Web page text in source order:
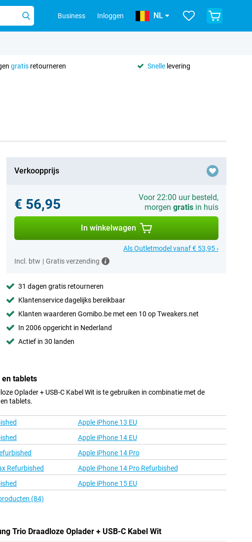
Business Inloggen NL
gratisretourneren Snelle levering
Verkoopprijs
€ 56,95
Voor 22:00 uur besteld,
morgen gratisin huis
In winkelwagen
Als Outletmodel vanaf € 53,95 ›
Incl. btw | Gratis verzending
31 dagen gratis retourneren
Klantenservice dagelijks bereikbaar
Klanten waarderen Gomibo.be met een 10 op Tweakers.net
In 2006 opgericht in Nederland
Actief in 30 landen
tablets
Oplader + USB-C Kabel Wit is te gebruiken in combinatie met de
tablets.
Apple iPhone 13 EU
Apple iPhone 14 EU
Apple iPhone 14 Pro
Refurbished
Apple iPhone 14 Pro Refurbished
Apple iPhone 15 EU
(84)
Trio Draadloze Oplader + USB-C Kabel Wit